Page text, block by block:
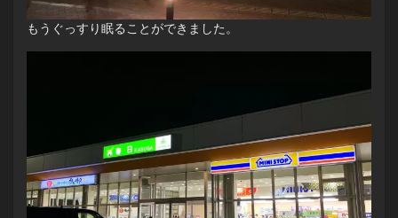
もうぐっすり眠ることができました。